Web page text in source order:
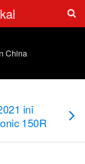
China
ini
150R